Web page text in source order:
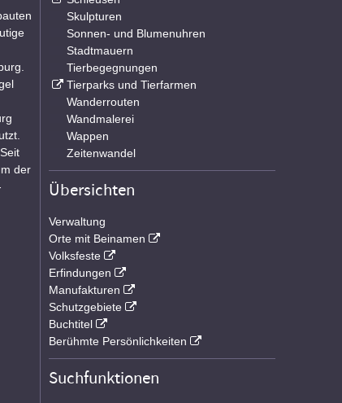
der
Skulpturen
Sonnen- und Blumenuhren
Stadtmauern
Tierbegegnungen
Tierparks und Tierfarmen
Wanderrouten
Wandmalerei
Wappen
Zeitenwandel
Übersichten
Verwaltung
Orte mit Beinamen
Volksfeste
Erfindungen
Manufakturen
Schutzgebiete
Buchtitel
Berühmte Persönlichkeiten
Suchfunktionen